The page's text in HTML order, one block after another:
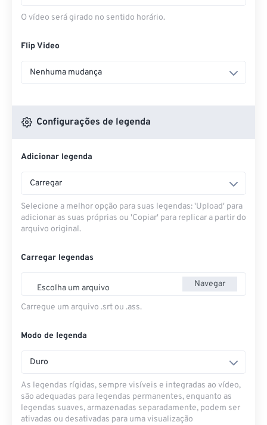
O vídeo será girado no sentido horário.
Flip Video
Nenhuma mudança
Configurações de legenda
Adicionar legenda
Carregar
Selecione a melhor opção para suas legendas: 'Upload' para
adicionar as suas próprias ou 'Copiar' para replicar a partir do
arquivo original.
Carregar legendas
Escolha um arquivo Navegar
Carregue um arquivo .srt ou .ass.
Modo de legenda
Duro
As legendas rígidas, sempre visíveis e integradas ao vídeo,
são adequadas para legendas permanentes, enquanto as
legendas suaves, armazenadas separadamente, podem ser
ativadas ou desativadas para uma visualização